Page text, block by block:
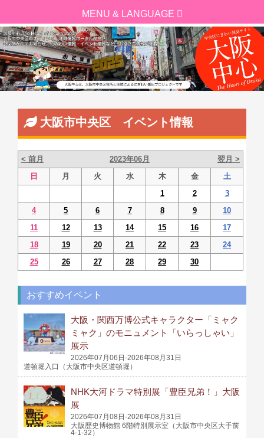
大阪市中央区 イベント情報
< 前月 2023年06月
翌月 >
日
月 火 水 木 金
土
1
2
3
4
5 6 7 8 9
10
11
12 13 14 15 16
17
18
19 20 21 22 23
24
25
26 27 28 29 30
おすすめイベント
大阪・関西万博公式キャラクター「ミャク
ミャク」のモニュメント「いらっしゃい」
展示
2026年07月06日-2026年08月31日
道頓堀入口（大阪市中央区道頓堀）
NHK大河ドラマ特別展「豊臣兄弟！」大阪
展
2026年07月08日-2026年08月31日
大阪歴史博物館 6階特別展示室（大阪市中央区大手前
4-1-32）